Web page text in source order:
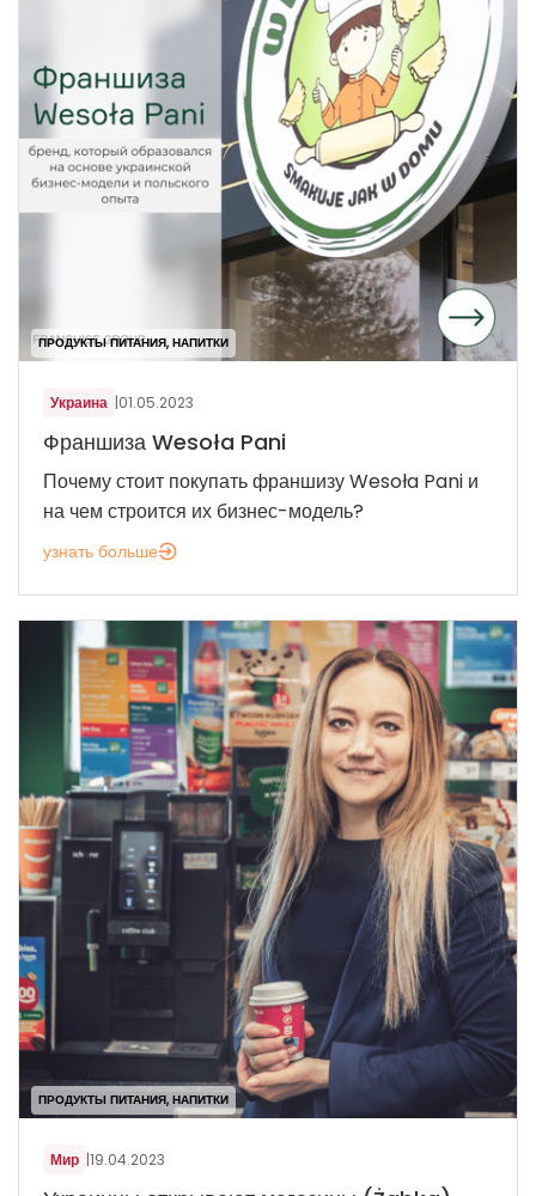
ПРОДУКТЫ ПИТАНИЯ, НАПИТКИ
Украина |01.05.2023
Франшиза Wesoła Pani
Почему стоит покупать франшизу Wesoła Pani и
на чем строится их бизнес-модель?
узнать больше
ПРОДУКТЫ ПИТАНИЯ, НАПИТКИ
Мир |19.04.2023